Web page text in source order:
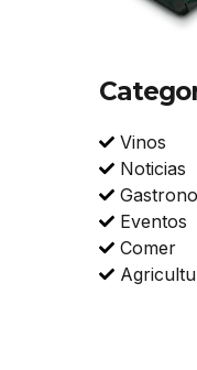
Vinos
Noticias
Eventos
Comer